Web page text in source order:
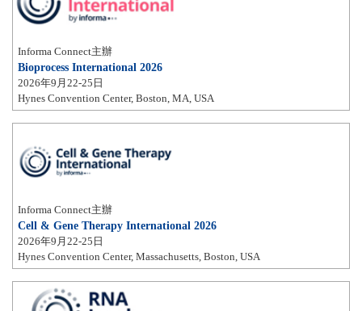
Informa Connect主辦
Bioprocess International 2026
2026年9月22-25日
Hynes Convention Center, Boston, MA, USA
Informa Connect主辦
Cell & Gene Therapy International 2026
2026年9月22-25日
Hynes Convention Center, Massachusetts, Boston, USA